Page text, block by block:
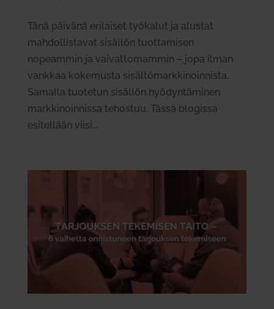
Tänä päivänä erilaiset työkalut ja alustat
mahdollistavat sisällön tuottamisen
nopeammin ja vaivattomammin – jopa ilman
vankkaa kokemusta sisältömarkkinoinnista.
Samalla tuotetun sisällön hyödyntäminen
markkinoinnissa tehostuu. Tässä blogissa
esitellään viisi...